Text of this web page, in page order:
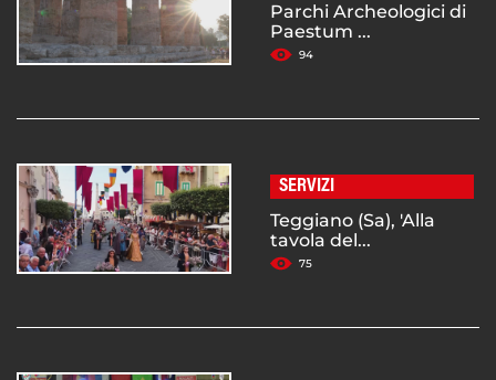
Parchi Archeologici di
Paestum ...
94
SERVIZI
Teggiano (Sa), 'Alla
tavola del...
75